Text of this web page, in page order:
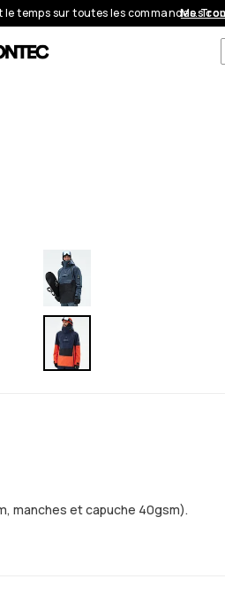
le temps sur toutes les commandes.
Mes
manches et capuche 40gsm).